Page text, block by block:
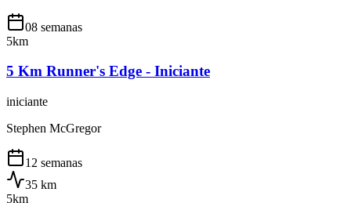
08 semanas
5km
5 Km Runner's Edge - Iniciante
iniciante
Stephen McGregor
12 semanas
35 km
5km